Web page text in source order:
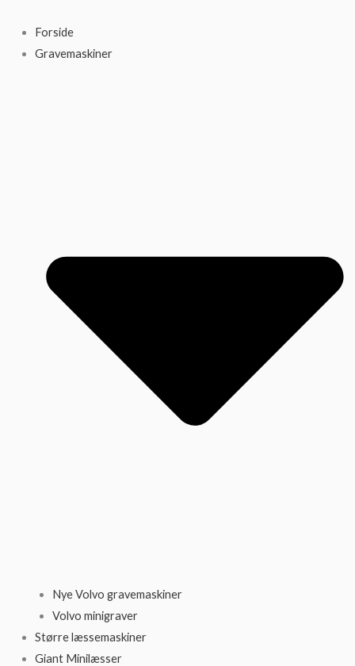
indholdet
Forside
Gravemaskiner
Nye Volvo gravemaskiner
Volvo minigraver
Større læssemaskiner
Giant Minilæsser